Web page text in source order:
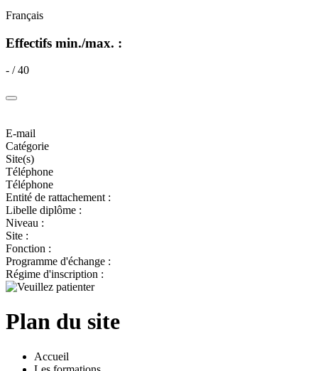
Français
Effectifs min./max. :
- / 40
E-mail
Catégorie
Site(s)
Téléphone
Téléphone
Entité de rattachement :
Libelle diplôme :
Niveau :
Site :
Fonction :
Programme d'échange :
Régime d'inscription :
Plan du site
Accueil